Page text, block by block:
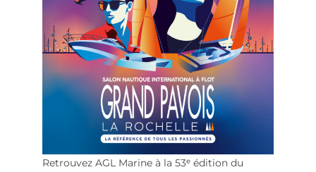
Retrouvez AGL Marine à la 53ᵉ édition du